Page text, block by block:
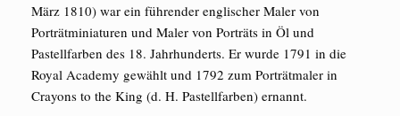
März 1810) war ein führender englischer Maler von
Porträtminiaturen und Maler von Porträts in Öl und
Pastellfarben des 18. Jahrhunderts. Er wurde 1791 in die
Royal Academy gewählt und 1792 zum Porträtmaler in
Crayons to the King (d. H. Pastellfarben) ernannt.